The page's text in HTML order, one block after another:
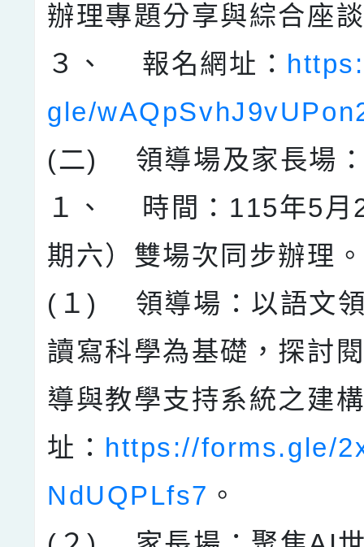
辦理專題分享與綜合座
３、 報名網址：
gle/
(二) 領導場及家長場
１、 時間：115年5月
期六）雙場次同步辦理
(１) 領導場：以語文
讀寫科學為基礎，探討
導與教學支持系統之建
址： https://forms.gle/
NdUQPLfs7 。